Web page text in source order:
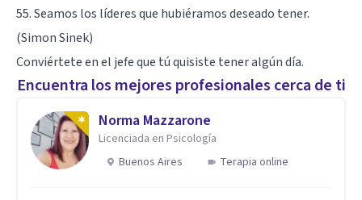
55. Seamos los líderes que hubiéramos deseado tener.
(Simon Sinek)
Conviértete en el jefe que tú quisiste tener algún día.
Encuentra los mejores profesionales cerca de ti
Norma Mazzarone
Licenciada en Psicología
Buenos Aires
Terapia online